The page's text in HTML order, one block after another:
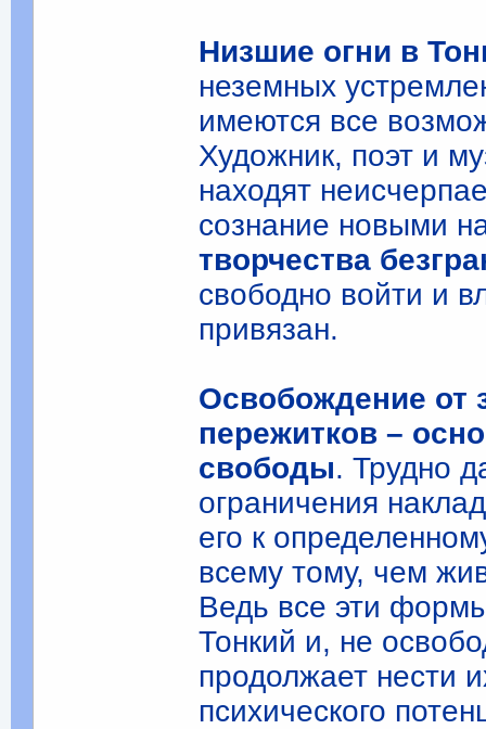
Низшие огни в
неземных
имеются все
Художник, поэт и
находят
сознание новыми
творчества
свободно войти и
привязан.
Освобождение от
пережитков –
свободы. Трудно
ограничения
его к
всему тому, чем
Ведь все эти
Тонкий и, не
продолжает нести
психического